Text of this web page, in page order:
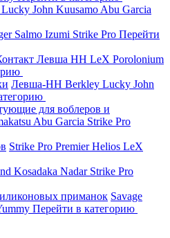
Lucky John Kuusamo Abu Garcia
Salmo Izumi Strike Pro Перейти
Левша НН LeX Porolonium
Левша-НН Berkley Lucky John
для воблеров и
Abu Garcia Strike Pro
Strike Pro PremierHelios LeX
Kosadaka Nadar Strike Pro
приманок Savage
Перейти в категорию